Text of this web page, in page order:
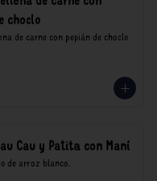
choclo
de carne con pepián de choclo
están expresados en soles e
de ley y recargo al
Cau y Patita con Maní
de arroz blanco.